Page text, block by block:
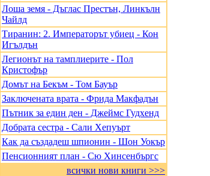
Лоша земя - Дъглас Престън, Линкълн
Чайлд
Тиранин: 2. Императорът убиец - Кон
Игълдън
Легионът на тамплиерите - Пол
Кристофър
Домът на Бекъм - Том Бауър
Заключената врата - Фрида Макфадън
Пътник за един ден - Джеймс Гудхенд
Добрата сестра - Сали Хепуърт
Как да създадеш шпионин - Шон Уокър
Пенсионният план - Сю Хинсенбъргс
всички нови книги >>>